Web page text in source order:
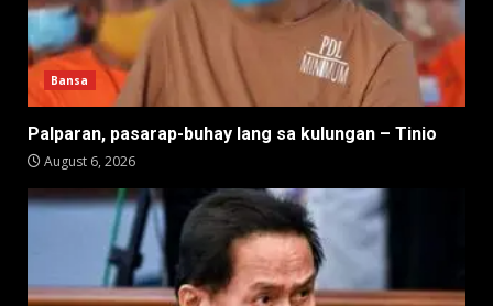
Bansa
Palparan, pasarap-buhay lang sa kulungan – Tinio
August 6, 2026